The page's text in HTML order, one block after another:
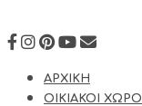
ΑΡΧΙΚΗ
ΟΙΚΙΑΚΟΙ ΧΩΡΟΙ